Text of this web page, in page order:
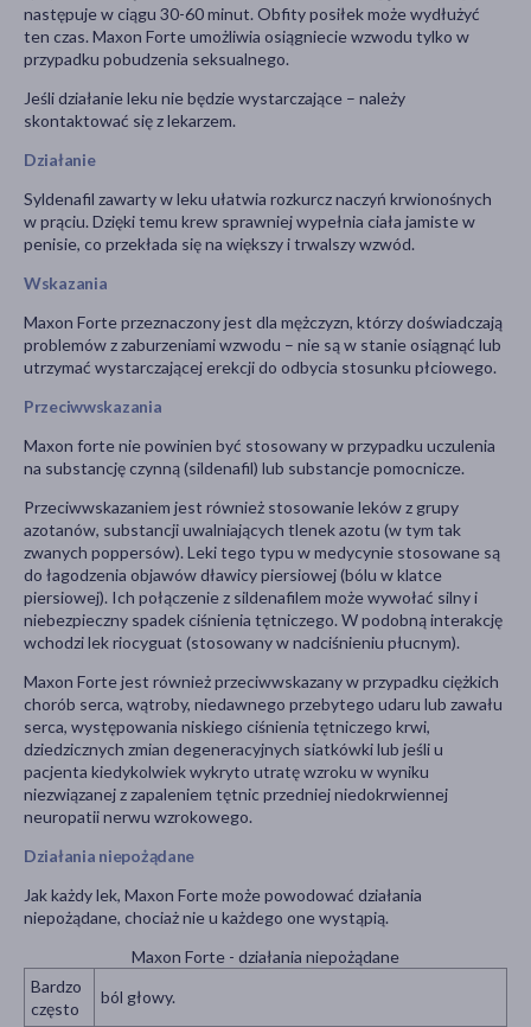
następuje w ciągu 30-60 minut. Obfity posiłek może wydłużyć
ten czas. Maxon Forte umożliwia osiągniecie wzwodu tylko w
przypadku pobudzenia seksualnego.
Jeśli działanie leku nie będzie wystarczające – należy
skontaktować się z lekarzem.
Działanie
Syldenafil zawarty w leku ułatwia rozkurcz naczyń krwionośnych
w prąciu. Dzięki temu krew sprawniej wypełnia ciała jamiste w
penisie, co przekłada się na większy i trwalszy wzwód.
Wskazania
Maxon Forte przeznaczony jest dla mężczyzn, którzy doświadczają
problemów z zaburzeniami wzwodu – nie są w stanie osiągnąć lub
utrzymać wystarczającej erekcji do odbycia stosunku płciowego.
Przeciwwskazania
Maxon forte nie powinien być stosowany w przypadku uczulenia
na substancję czynną (sildenafil) lub substancje pomocnicze.
Przeciwwskazaniem jest również stosowanie leków z grupy
azotanów, substancji uwalniających tlenek azotu (w tym tak
zwanych poppersów). Leki tego typu w medycynie stosowane są
do łagodzenia objawów dławicy piersiowej (bólu w klatce
piersiowej). Ich połączenie z sildenafilem może wywołać silny i
niebezpieczny spadek ciśnienia tętniczego. W podobną interakcję
wchodzi lek riocyguat (stosowany w nadciśnieniu płucnym).
Maxon Forte jest również przeciwwskazany w przypadku ciężkich
chorób serca, wątroby, niedawnego przebytego udaru lub zawału
serca, występowania niskiego ciśnienia tętniczego krwi,
dziedzicznych zmian degeneracyjnych siatkówki lub jeśli u
pacjenta kiedykolwiek wykryto utratę wzroku w wyniku
niezwiązanej z zapaleniem tętnic przedniej niedokrwiennej
neuropatii nerwu wzrokowego.
Działania niepożądane
Jak każdy lek, Maxon Forte może powodować działania
niepożądane, chociaż nie u każdego one wystąpią.
Maxon Forte - działania niepożądane
Bardzo
często
ból głowy.